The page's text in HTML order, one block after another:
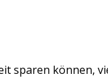
sparen können,